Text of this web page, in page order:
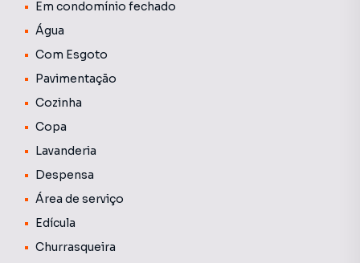
Proprietário aceita como forma de pagamento a vista e
Em condomínio fechado
Água
Com Esgoto
Pavimentação
Cozinha
Copa
Lavanderia
Despensa
Área de serviço
Edícula
Churrasqueira